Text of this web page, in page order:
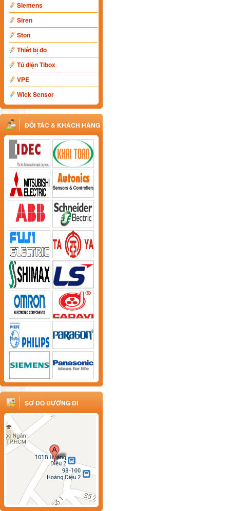
Siemens
Siren
Ston
Thiết bị đo
Tủ điện Tibox
VPE
Wick Sensor
ĐỐI TÁC & KHÁCH HÀNG
SƠ ĐỒ ĐƯỜNG ĐI